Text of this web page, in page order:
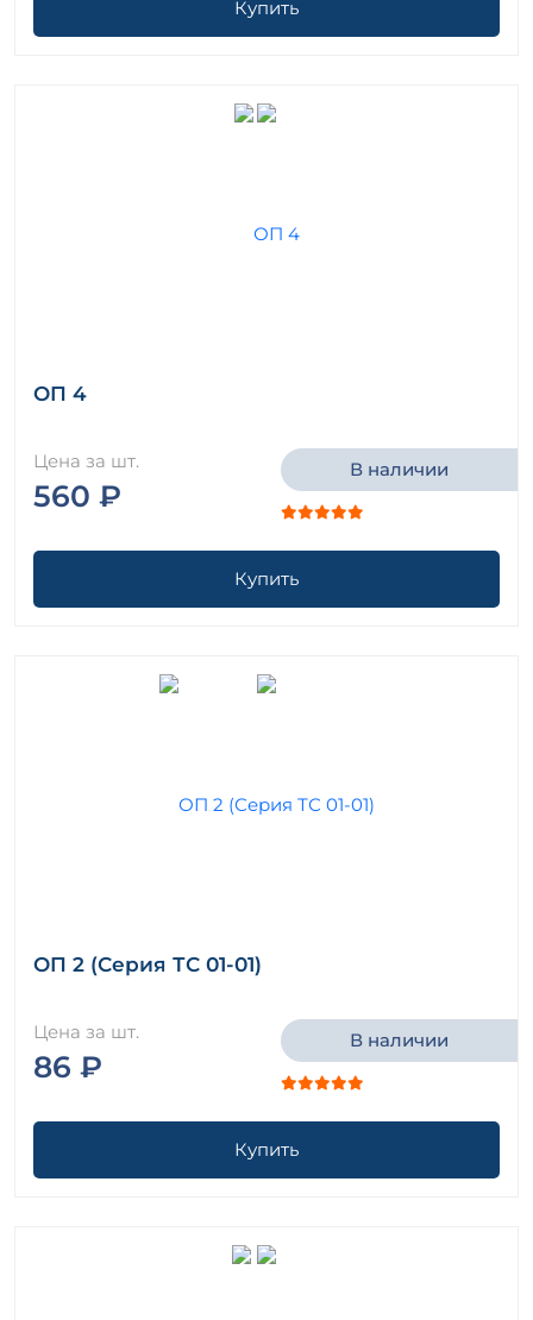
Купить
ОП 4
Цена за шт.
560 ₽
В наличии
Купить
ОП 2 (Серия ТС 01-01)
Цена за шт.
86 ₽
В наличии
Купить